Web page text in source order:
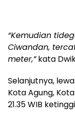
“Kemudian
Ciwandan,
meter,”kata
Selanjutnya,
Kota Agung,
21.35 WIB